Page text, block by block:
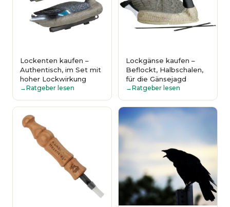
Lockenten kaufen –
Authentisch, im Set mit
hoher Lockwirkung
Ratgeber lesen
Lockgänse kaufen –
Beflockt, Halbschalen,
für die Gänsejagd
Ratgeber lesen